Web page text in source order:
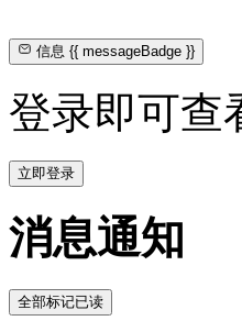
信息{{ messageBadge }}
登录即可查
立即登录
消息通知
全部标记已读